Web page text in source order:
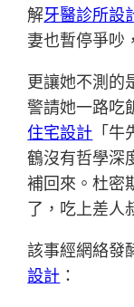
解牙醫診所設
妻也暫停爭吵
更讓她不測的
警請她一路吃
住宅設計 「
鶴沒有哲學深
補回來。杜密
了，吃上差人
該事經網絡發
設計 ：